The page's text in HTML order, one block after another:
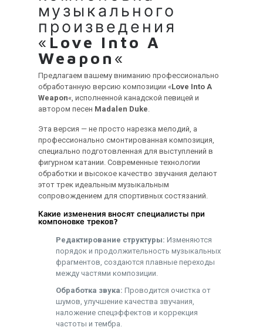
музыкального
произведения
« Love Into A
Weapon «
Предлагаем вашему вниманию профессионально
обработанную версию композиции «Love Into A
Weapon«, исполненной канадской певицей и
автором песен Madalen Duke.
Эта версия — не просто нарезка мелодий, а
профессионально смонтированная композиция,
специально подготовленная для выступлений в
фигурном катании. Современные технологии
обработки и высокое качество звучания делают
этот трек идеальным музыкальным
сопровождением для спортивных состязаний.
Какие изменения вносят специалисты при
компоновке треков?
Редактирование структуры: Изменяются
порядок и продолжительность музыкальных
фрагментов, создаются плавные переходы
между частями композиции.
Обработка звука: Проводится очистка от
шумов, улучшение качества звучания,
наложение спецэффектов и коррекция
частоты и тембра.